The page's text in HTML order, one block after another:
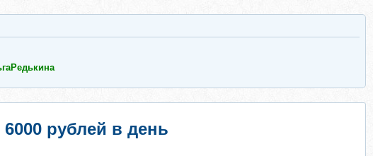
рублей в день